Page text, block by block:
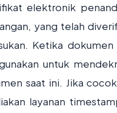
elektronik
yang telah
Ketika
untuk
saat ini. Jika
layanan